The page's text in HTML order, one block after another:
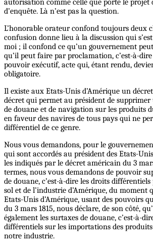
autorisation comme celle que porte le projet
d’enquête. Là n’est pas la question.
L’honorable orateur confond toujours deux
confusion donne lieu à la discussion qui
moi ; il confond ce qu’un gouvernement
qu’il peut faire par proclamation, c’est-à-
pouvoir exécutif, acte qui, étant rendu,
obligatoire.
Il existe aux Etats-Unis d’Amérique un
décret qui permet au président de supprimer
de douane et de navigation sur les produits
en faveur des navires de tous pays qui ne
différentiel de ce genre.
Nous vous demandons, pour le
qui sont accordés au président des Etats-
les indiqués par le décret américain du 3
termes, nous vous demandons de pouvoir
de douane, c’est-à-dire les droits
sol et de l’industrie d’Amérique, du moment
Etats-Unis d’Amérique, usant des pouvoirs
du 3 mars 1815, nous déclare, de son côté,
également les surtaxes de douane, c’est-à-
différentiels sur les importations des
notre industrie.